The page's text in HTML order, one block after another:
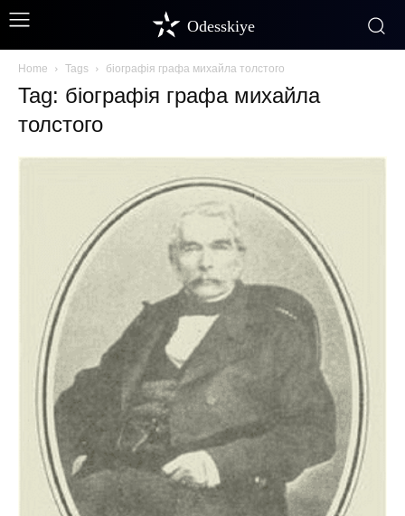
Odesskiye
Home Tags біографія графа михайла толстого
Tag: біографія графа михайла
толстого